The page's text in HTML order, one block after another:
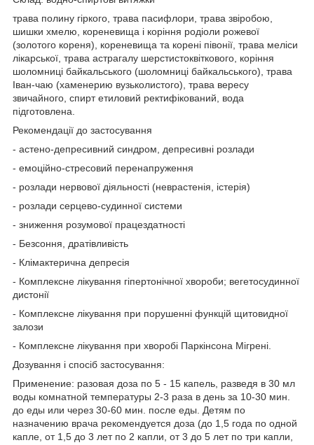
трава полину гіркого, трава пасифлори, трава звіробою,
шишки хмелю, кореневища і коріння родіоли рожевої
(золотого кореня), кореневища та корені півонії, трава меліси
лікарської, трава астрагалу шерстистоквіткового, коріння
шоломниці байкальського (шоломниці байкальського), трава
Іван-чаю (хаменерию вузьколистого), трава вересу
звичайного, спирт етиловий ректифікований, вода
підготовлена.
Рекомендації до застосування
- астено-депресивний синдром, депресивні розлади
- емоційно-стресовий перенапруження
- розлади нервової діяльності (неврастенія, істерія)
- розлади серцево-судинної системи
- зниження розумової працездатності
- Безсоння, дратівливість
- Клімактерична депресія
- Комплексне лікування гіпертонічної хвороби; вегетосудинної
дистонії
- Комплексне лікування при порушенні функцій щитовидної
залози
- Комплексне лікування при хворобі Паркінсона Мігрені.
Дозування і спосіб застосування:
Применение: разовая доза по 5 - 15 капель, разведя в 30 мл
воды комнатной температуры 2-3 раза в день за 10-30 мин.
до еды или через 30-60 мин. после еды. Детям по
назначению врача рекомендуется доза (до 1,5 года по одной
капле, от 1,5 до 3 лет по 2 капли, от 3 до 5 лет по три капли,